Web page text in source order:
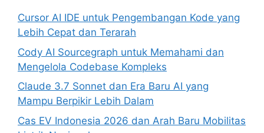
Cursor AI IDE untuk Pengembangan Kode yang
Lebih Cepat dan Terarah
Cody AI Sourcegraph untuk Memahami dan
Mengelola Codebase Kompleks
Claude 3.7 Sonnet dan Era Baru AI yang
Mampu Berpikir Lebih Dalam
Cas EV Indonesia 2026 dan Arah Baru Mobilitas